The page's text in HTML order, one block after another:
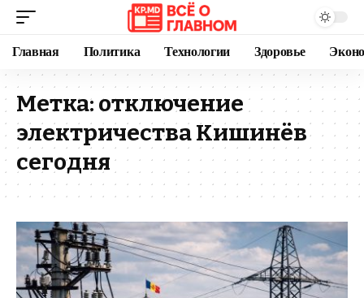
Главная Политика Технологии Здоровье
Метка: отключение
электричества Кишинёв
сегодня